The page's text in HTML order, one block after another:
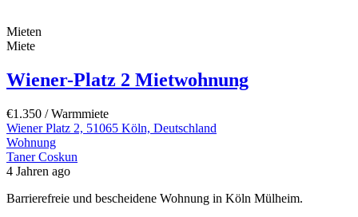
Mieten
Miete
Wiener-Platz 2 Mietwohnung
€1.350 / Warmmiete
Wiener Platz 2, 51065 Köln, Deutschland
Wohnung
Taner Coskun
4 Jahren ago
Barrierefreie und bescheidene Wohnung in Köln Mülheim.